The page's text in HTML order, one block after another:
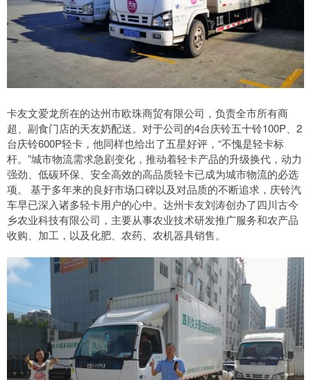
卡友文爱龙所在的达州市欧珠商贸有限公司，负责全市所有商
超、副食门店的天友奶配送。对于公司的4台庆铃五十铃100P、2
台庆铃600P轻卡，他同样也给出了五星好评，“不愧是轻卡标
杆。”城市物流需求急剧变化，推动着轻卡产品的升级换代，动力
强劲、低碳环保、安全高效的高品质轻卡已成为城市物流的必选
项。 基于多年来的良好市场口碑以及对品质的不断追求，庆铃汽
车早已深入诸多轻卡用户的心中。达州卡友刘涛创办了四川古今
乡农业科技有限公司，主要从事农业技术研发推广服务和农产品
收购、加工，以及化肥、农药、农机器具销售。